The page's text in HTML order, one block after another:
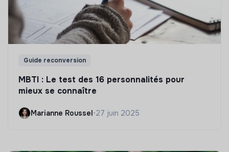
Guide reconversion
MBTI : Le test des 16 personnalités pour
mieux se connaître
Marianne Roussel•27 juin 2025